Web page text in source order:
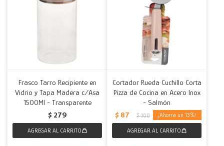
Frasco Tarro Recipiente en
Vidrio y Tapa Madera c/Asa
1500Ml - Transparente
$ 279
Cortador Rueda Cuchillo Corta
Pizza de Cocina en Acero Inox
- Salmón
$ 87 $ 100 13